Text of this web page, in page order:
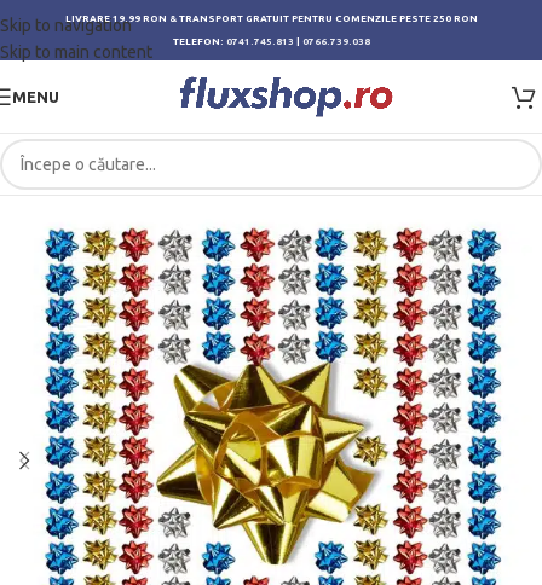
Skip to navigation
Skip to main content
LIVRARE 19.99 RON & TRANSPORT GRATUIT PENTRU COMENZILE PESTE 250 RON
TELEFON: 0741.745.813 0766.739.038
MENU